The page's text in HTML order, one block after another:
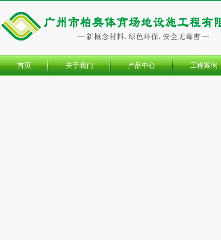
首页 关于我们 产品中心 工程案例